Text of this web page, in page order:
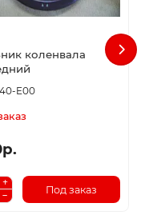
коленвала
E00
Под заказ